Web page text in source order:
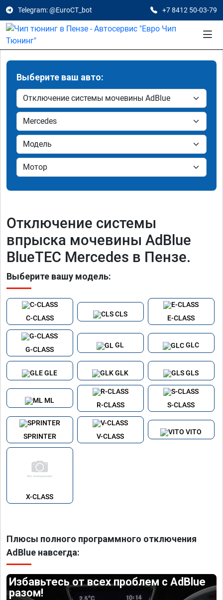
Telegram: @EuroCT_bot +7 8412 50-03-79
Выберите ваш авто:
Отключение системы
впрыска мочевины AdBlue
BlueTEC Mercedes в Пензе.
Выберите вашу модель:
C-CLASS
CLS
E-CLASS
G-CLASS
GL GLC
GLE GLK GLS
ML
R-CLASS S-CLASS
SPRINTER V-CLASS
VITO
X-CLASS
Плюсы полного программного отключения
AdBlue навсегда:
Избавьтесь от всех проблем с AdBlue
разом!